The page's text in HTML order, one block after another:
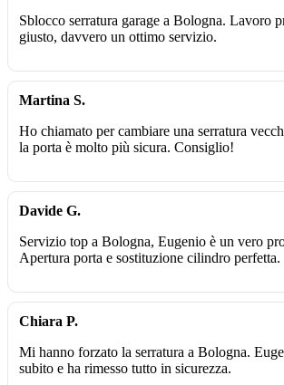
Sblocco serratura garage a Bologna. Lavoro
giusto, davvero un ottimo servizio.
Martina S.
Ho chiamato per cambiare una serratura
la porta è molto più sicura. Consiglio!
Davide G.
Servizio top a Bologna, Eugenio è un vero
Apertura porta e sostituzione cilindro perfetta.
Chiara P.
Mi hanno forzato la serratura a Bologna.
subito e ha rimesso tutto in sicurezza.